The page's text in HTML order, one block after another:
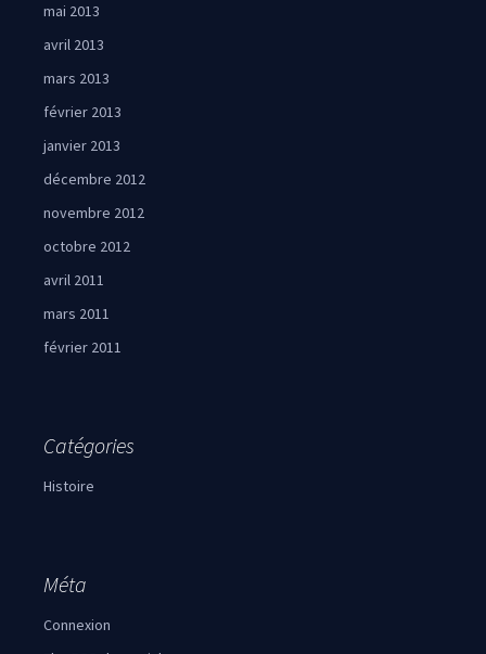
mai 2013
avril 2013
mars 2013
février 2013
janvier 2013
décembre 2012
novembre 2012
octobre 2012
avril 2011
mars 2011
février 2011
Catégories
Histoire
Méta
Connexion